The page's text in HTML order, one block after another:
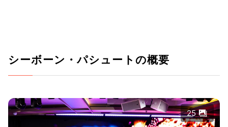
シーボーン・パシュートの概要
25